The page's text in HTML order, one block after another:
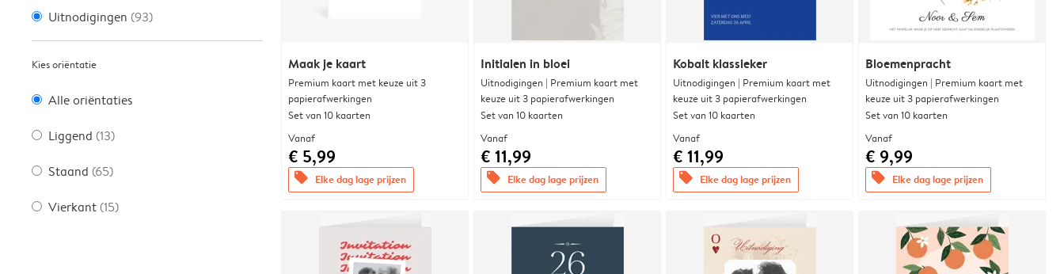
Uitnodigingen (93)
Kies oriëntatie
Alle oriëntaties
Liggend (13)
Staand (65)
Vierkant (15)
Maak je kaart
Premium kaart met keuze uit 3
papierafwerkingen
Set van 10 kaarten
Vanaf
€ 5,99
offers Elke dag lage prijzen
Initialen in bloei
Uitnodigingen | Premium kaart met
keuze uit 3 papierafwerkingen
Set van 10 kaarten
Vanaf
€ 11,99
offers Elke dag lage prijzen
Kobalt klassieker
Uitnodigingen | Premium kaart met
keuze uit 3 papierafwerkingen
Set van 10 kaarten
Vanaf
€ 11,99
offers Elke dag lage prijzen
Bloemenpracht
Uitnodigingen | Premium kaart met
keuze uit 3 papierafwerkingen
Set van 10 kaarten
Vanaf
€ 9,99
offers Elke dag lage prijzen